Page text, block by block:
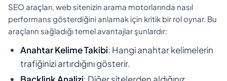
SEO araçları, web sitenizin arama motorlarında nasıl
performans gösterdiğini anlamak için kritik bir rol oynar. Bu
araçların sağladığı temel avantajlar şunlardır:
Anahtar Kelime Takibi: Hangi anahtar kelimelerin
trafiğinizi artırdığını gösterir.